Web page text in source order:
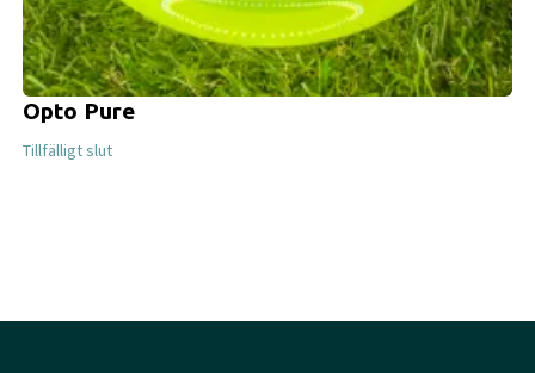
Opto Pure
Tillfälligt slut